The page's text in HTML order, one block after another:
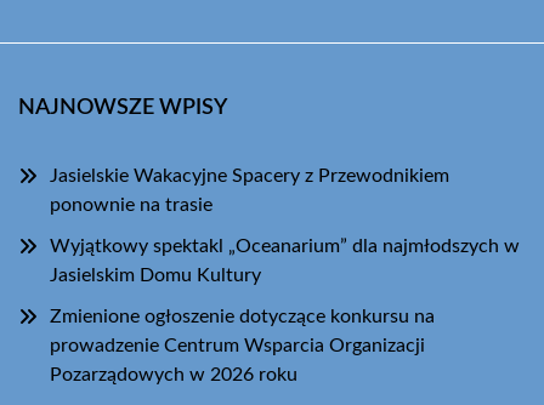
NAJNOWSZE WPISY
Jasielskie Wakacyjne Spacery z Przewodnikiem
ponownie na trasie
Wyjątkowy spektakl „Oceanarium” dla najmłodszych w
Jasielskim Domu Kultury
Zmienione ogłoszenie dotyczące konkursu na
prowadzenie Centrum Wsparcia Organizacji
Pozarządowych w 2026 roku